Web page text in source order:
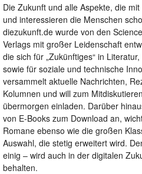
Die Zukunft und alle Aspekte, die
und interessieren die Menschen
diezukunft.de wurde von den
Verlags mit großer Leidenschaft
die sich für „Zukünftiges“ in
sowie für soziale und technische
versammelt aktuelle Nachrichten,
Kolumnen und will zum
übermorgen einladen. Darüber
von E-Books zum Download an,
Romane ebenso wie die großen
Auswahl, die stetig erweitert wird.
einig – wird auch in der digitalen
behalten.